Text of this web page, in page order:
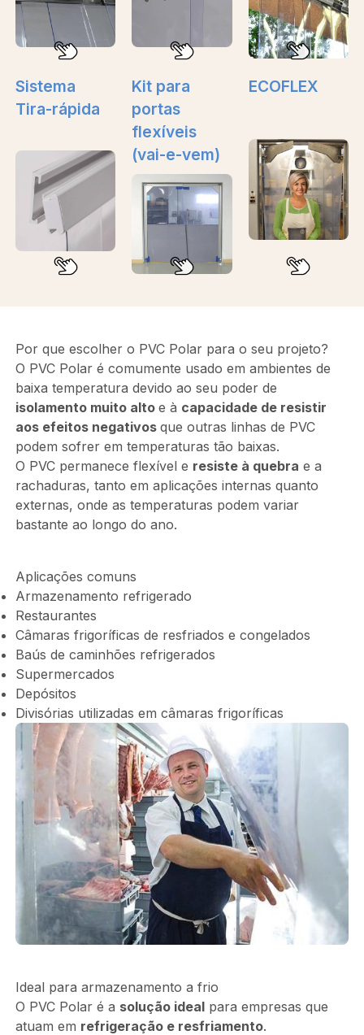
Sistema
Tira-rápida
Kit para
portas
flexíveis
(vai-e-vem)
ECOFLEX
Por que escolher o PVC Polar para o seu projeto?
O PVC Polar é comumente usado em ambientes de
baixa temperatura devido ao seu poder de
isolamento muito alto e à capacidade de resistir
aos efeitos negativos que outras linhas de PVC
podem sofrer em temperaturas tão baixas.
O PVC permanece flexível e resiste à quebra e a
rachaduras, tanto em aplicações internas quanto
externas, onde as temperaturas podem variar
bastante ao longo do ano.
Aplicações comuns
Armazenamento refrigerado
Restaurantes
Câmaras frigoríficas de resfriados e congelados
Baús de caminhões refrigerados
Supermercados
Depósitos
Divisórias utilizadas em câmaras frigoríficas
Ideal para armazenamento a frio
O PVC Polar é a solução idealpara empresas que
atuam em refrigeração e resfriamento.